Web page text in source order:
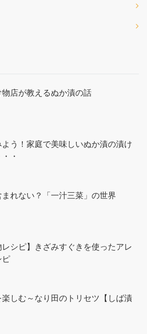
店が教えるぬか漬の話
う！家庭で美味しいぬか漬の漬け
・
れない？「一汁三菜」の世界
レシピ】きざみすぐきを使ったアレ
ピ
しむ～なり田のトリセツ【しば漬